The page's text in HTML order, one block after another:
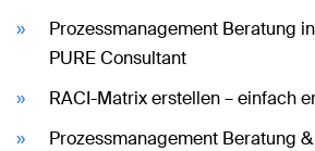
Prozessmanagement Beratung
PURE Consultant
RACI-Matrix erstellen – einfach
Prozessmanagement Beratung